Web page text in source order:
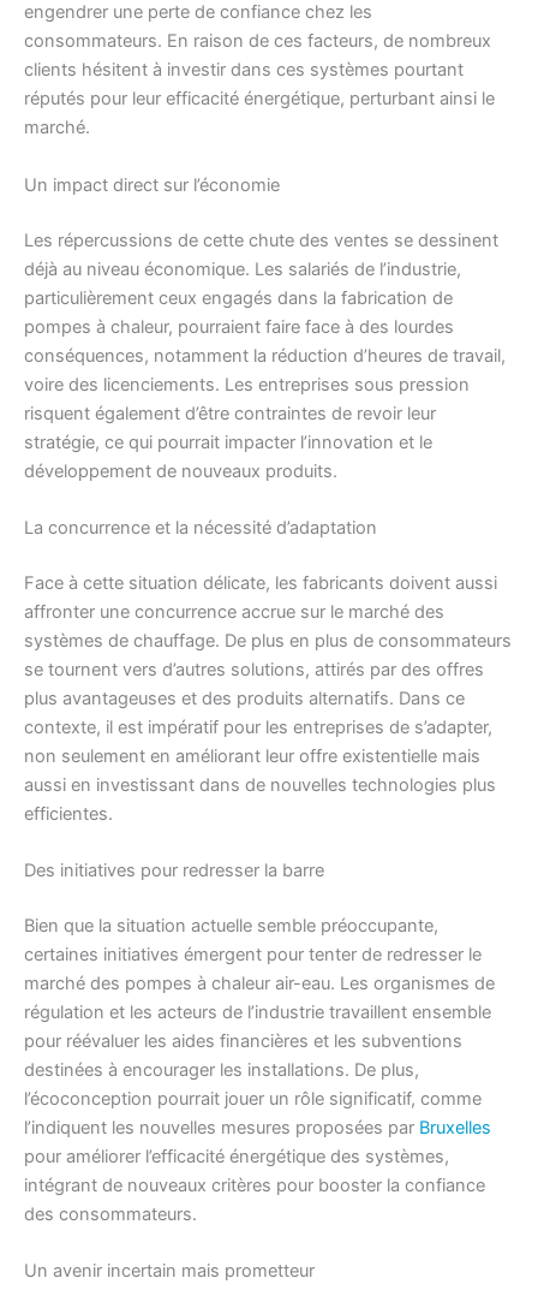
engendrer une perte de confiance chez les
consommateurs. En raison de ces facteurs, de nombreux
clients hésitent à investir dans ces systèmes pourtant
réputés pour leur efficacité énergétique, perturbant ainsi le
marché.
Un impact direct sur l’économie
Les répercussions de cette chute des ventes se dessinent
déjà au niveau économique. Les salariés de l’industrie,
particulièrement ceux engagés dans la fabrication de
pompes à chaleur, pourraient faire face à des lourdes
conséquences, notamment la réduction d’heures de travail,
voire des licenciements. Les entreprises sous pression
risquent également d’être contraintes de revoir leur
stratégie, ce qui pourrait impacter l’innovation et le
développement de nouveaux produits.
La concurrence et la nécessité d’adaptation
Face à cette situation délicate, les fabricants doivent aussi
affronter une concurrence accrue sur le marché des
systèmes de chauffage. De plus en plus de consommateurs
se tournent vers d’autres solutions, attirés par des offres
plus avantageuses et des produits alternatifs. Dans ce
contexte, il est impératif pour les entreprises de s’adapter,
non seulement en améliorant leur offre existentielle mais
aussi en investissant dans de nouvelles technologies plus
efficientes.
Des initiatives pour redresser la barre
Bien que la situation actuelle semble préoccupante,
certaines initiatives émergent pour tenter de redresser le
marché des pompes à chaleur air-eau. Les organismes de
régulation et les acteurs de l’industrie travaillent ensemble
pour réévaluer les aides financières et les subventions
destinées à encourager les installations. De plus,
l’écoconception pourrait jouer un rôle significatif, comme
l’indiquent les nouvelles mesures proposées par Bruxelles
pour améliorer l’efficacité énergétique des systèmes,
intégrant de nouveaux critères pour booster la confiance
des consommateurs.
Un avenir incertain mais prometteur